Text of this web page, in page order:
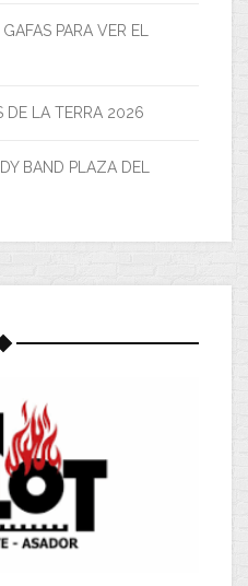
PARA VER EL
DE LA TERRA 2026
BAND PLAZA DEL